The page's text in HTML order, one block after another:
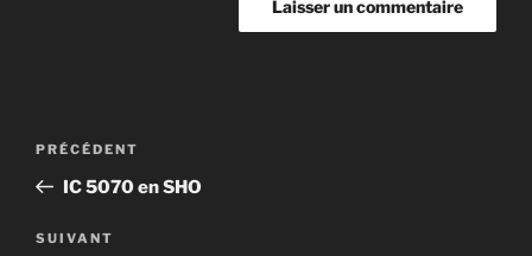
Navigation
l’article
Article
précédent
PRÉCÉDENT
IC 5070 en SHO
Article
SUIVANT